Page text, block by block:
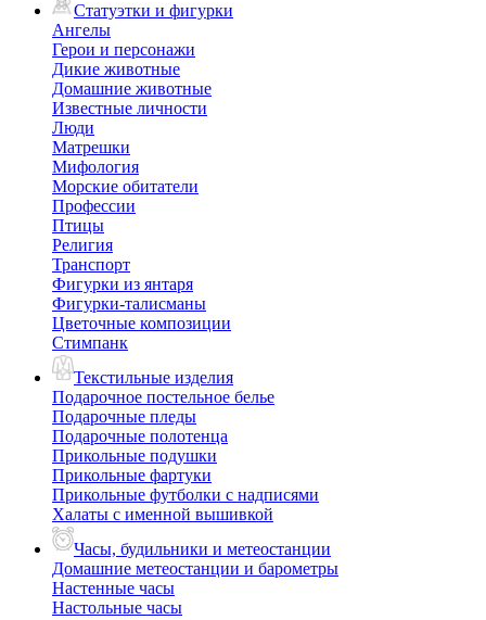
Статуэтки и фигурки
Ангелы
Герои и персонажи
Дикие животные
Домашние животные
Известные личности
Люди
Матрешки
Мифология
Морские обитатели
Профессии
Птицы
Религия
Транспорт
Фигурки из янтаря
Фигурки-талисманы
Цветочные композиции
Стимпанк
Текстильные изделия
Подарочное постельное белье
Подарочные пледы
Подарочные полотенца
Прикольные подушки
Прикольные фартуки
Прикольные футболки с надписями
Халаты с именной вышивкой
Часы, будильники и метеостанции
Домашние метеостанции и барометры
Настенные часы
Настольные часы